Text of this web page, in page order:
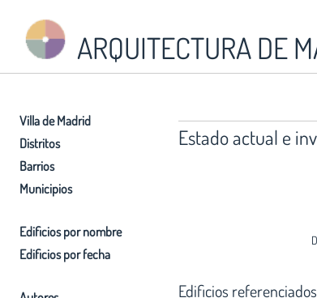
ARQUITECTURA DE
Villa de Madrid
Distritos
Barrios
Municipios
Edificios por nombre
Edificios por fecha
Estado actual e
Edificios referenciados